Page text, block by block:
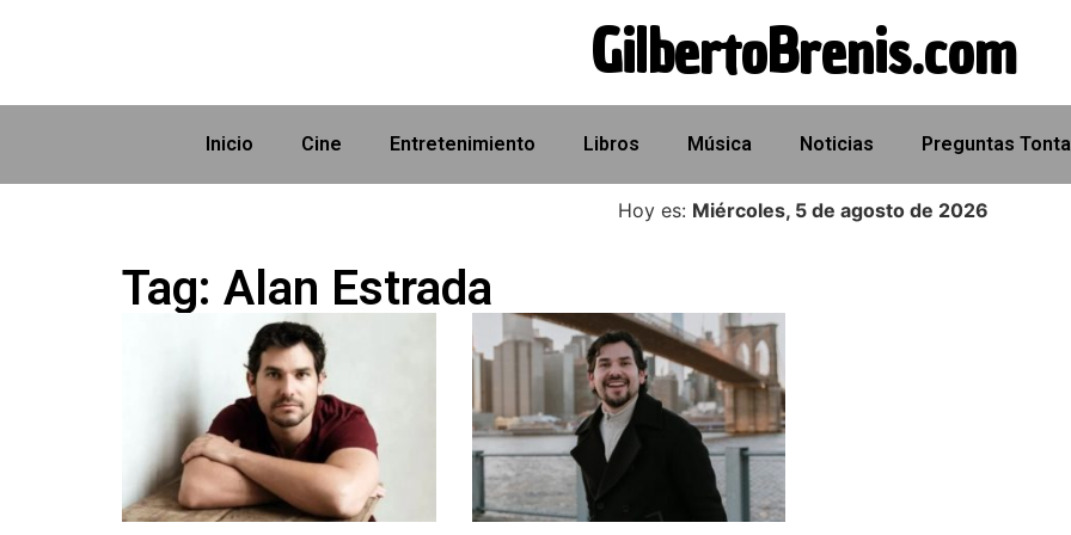
GilbertoBrenis.com
Inicio Cine Entretenimiento Libros Música Noticias Preguntas
Hoy es: Miércoles, 5 de agosto de 2026
Tag: Alan Estrada